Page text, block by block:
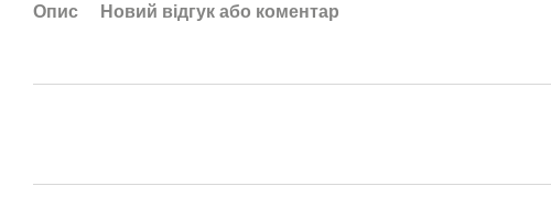
Опис Новий відгук або коментар